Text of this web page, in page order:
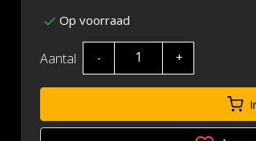
Op voorraad
Aantal - +